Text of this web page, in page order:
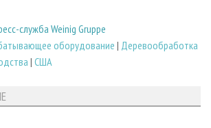
служба Weinig Gruppe
оборудование | Деревообработка
| США